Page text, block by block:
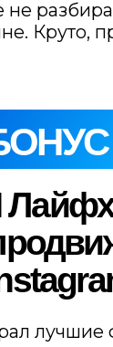
14
остались хоть
то этот блок
для тебя:
что в течение 14
останешься
то
стоимость.
поддержки.